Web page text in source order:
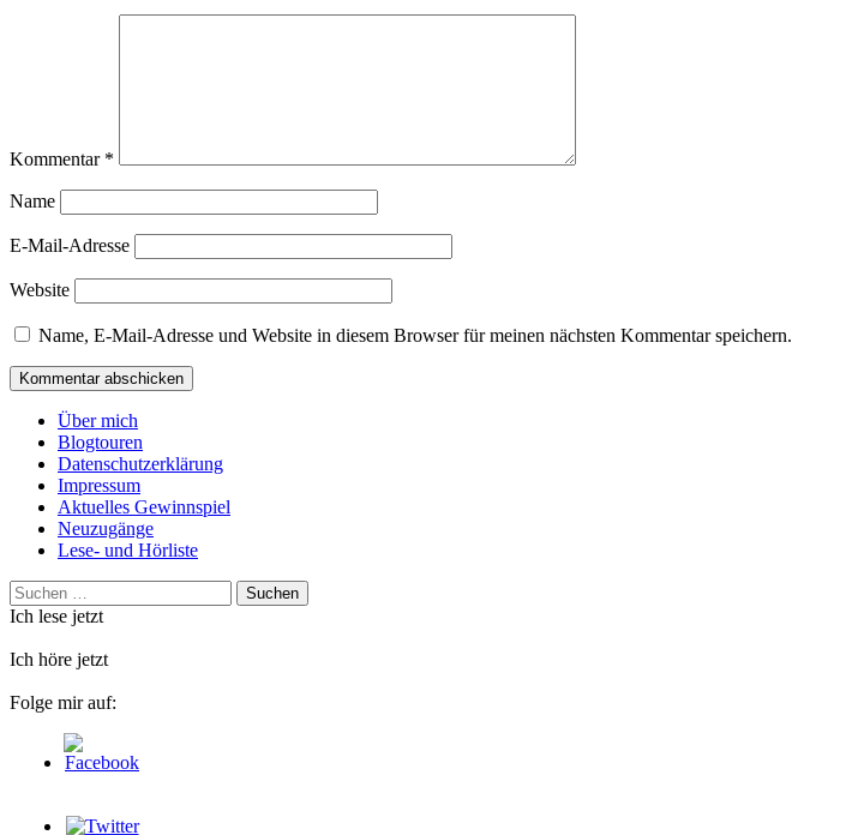
Kommentar *
Name
E-Mail-Adresse
Website
Name, E-Mail-Adresse und Website in diesem Browser für meinen nächsten Kommentar speichern.
Über mich
Blogtouren
Datenschutzerklärung
Impressum
Aktuelles Gewinnspiel
Neuzugänge
Lese- und Hörliste
Suchen
nach:
Ich lese jetzt
Ich höre jetzt
Folge mir auf: